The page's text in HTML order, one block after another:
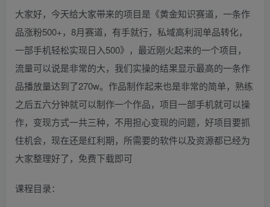
大家好，今天给大家带来的项目是《黄金知识赛道，一条作
品涨粉500+，8月赛道，有手就行，私域高利润单品转化，
一部手机轻松实现日入500》，最近刚火起来的一个项目，
流量可以说是非常的大，我们实操的结果显示最高的一条作
品播放量达到了270w。作品制作起来也是非常的简单，熟练
之后五六分钟就可以制作一个作品，项目一部手机就可以操
作，变现方式一共三种，不用担心变现的问题，好项目要抓
住机会，现在还是红利期，所需要的软件以及资源都已经为
大家整理好了，免费下载即可
课程目录：